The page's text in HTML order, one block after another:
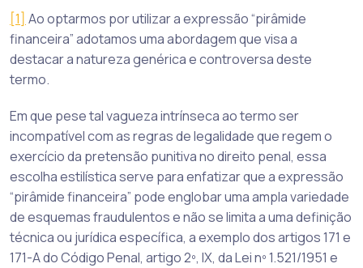
[1] Ao optarmos por utilizar a expressão “pirâmide
financeira” adotamos uma abordagem que visa a
destacar a natureza genérica e controversa deste
termo.
Em que pese tal vagueza intrínseca ao termo ser
incompatível com as regras de legalidade que regem o
exercício da pretensão punitiva no direito penal, essa
escolha estilística serve para enfatizar que a expressão
“pirâmide financeira” pode englobar uma ampla variedade
de esquemas fraudulentos e não se limita a uma definição
técnica ou jurídica específica, a exemplo dos artigos 171 e
171-A do Código Penal, artigo 2º, IX, da Lei nº 1.521/1951 e